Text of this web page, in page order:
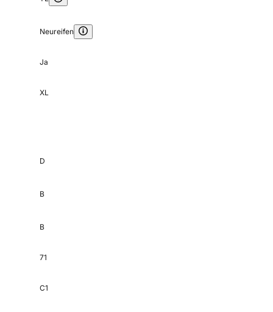
Neureifen
Ja
XL
D
B
B
71
C1